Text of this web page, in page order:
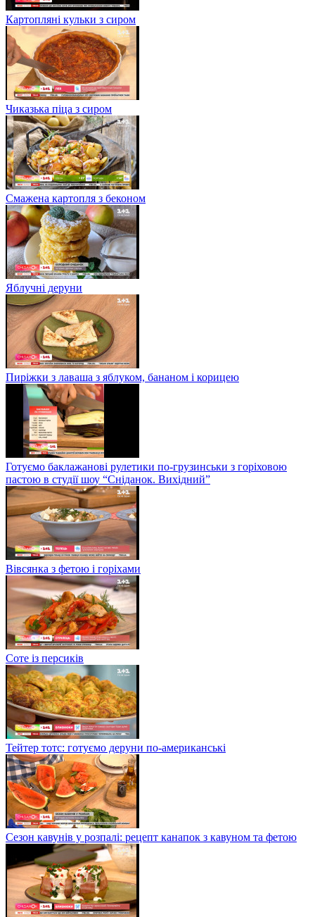
Картопляні кульки з сиром
Чиказька піца з сиром
Смажена картопля з беконом
Яблучні деруни
Пиріжки з лаваша з яблуком, бананом і корицею
Готуємо баклажанові рулетики по-грузинськи з горіховою
пастою в студії шоу “Сніданок. Вихідний”
Вівсянка з фетою і горіхами
Соте із персиків
Тейтер тотс: готуємо деруни по-американські
Сезон кавунів у розпалі: рецепт канапок з кавуном та фетою